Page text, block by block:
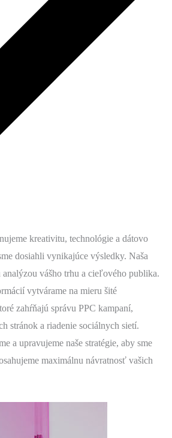
kreativitu, technológie a dátovo
dosiahli vynikajúce výsledky. Naša
vášho trhu a cieľového publika.
vytvárame na mieru šité
zahŕňajú správu PPC kampaní,
stránok a riadenie sociálnych sietí.
a upravujeme naše stratégie, aby sme
maximálnu návratnosť vašich